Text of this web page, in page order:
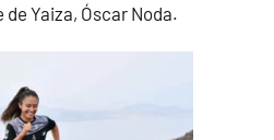
Yaiza, Óscar Noda.